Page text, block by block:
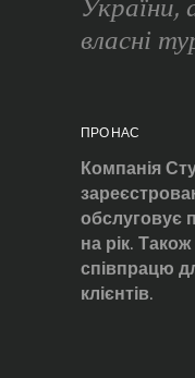
України,
власні
ПРО НАС
Компанія
обслуговує
на рік.
співпрацю
клієнтів.